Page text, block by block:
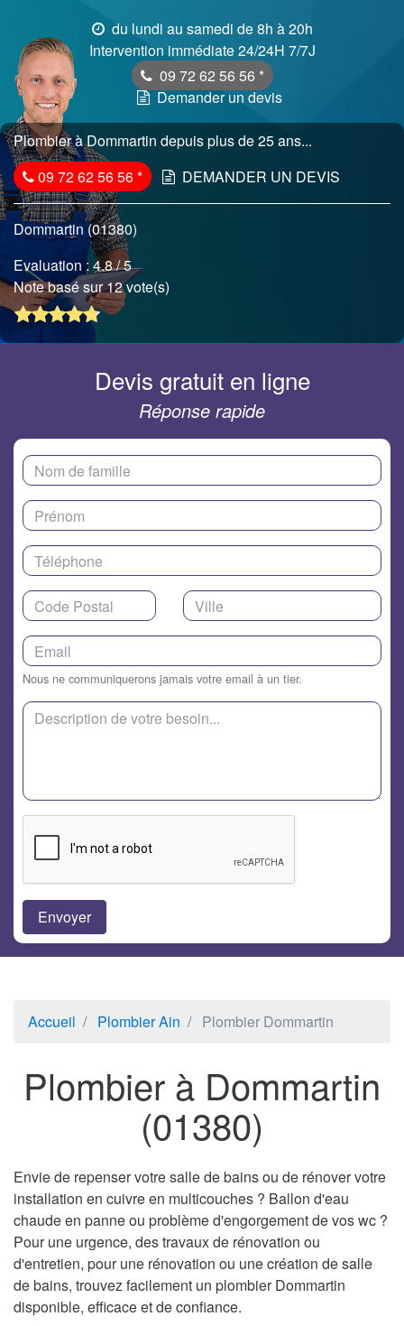
du lundi au samedi de 8h à 20h
Intervention immédiate 24/24H 7/7J
09 72 62 56 56 *
Demander un devis
Plombier à Dommartin depuis plus de 25 ans...
09 72 62 56 56* DEMANDER UN DEVIS
Dommartin (01380)
Evaluation :4.8/ 5
Note basé sur 12 vote(s)
Devis gratuit en ligne
Réponse rapide
Nous ne communiquerons jamais votre email à un tier.
Accueil Plombier Ain Plombier Dommartin
Plombier à Dommartin
(01380)
Envie de repenser votre salle de bains ou de rénover votre
installation en cuivre en multicouches ? Ballon d'eau
chaude en panne ou problème d'engorgement de vos wc ?
Pour une urgence, des travaux de rénovation ou
d'entretien, pour une rénovation ou une création de salle
de bains, trouvez facilement un plombier Dommartin
disponible, efficace et de confiance.